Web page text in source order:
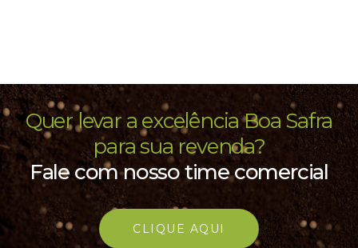
Quer levar a excelência Boa Safra
para sua revenda?
Fale com nosso time comercial
CLIQUE AQUI